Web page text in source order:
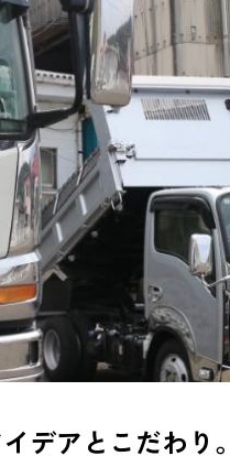
デアとこだわり。